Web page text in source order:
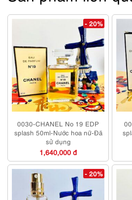
- 20%
0030-CHANEL No 19 EDP
splash 50ml-Nước hoa nữ-Đã
sử dụng
1,640,000 đ
- 20%